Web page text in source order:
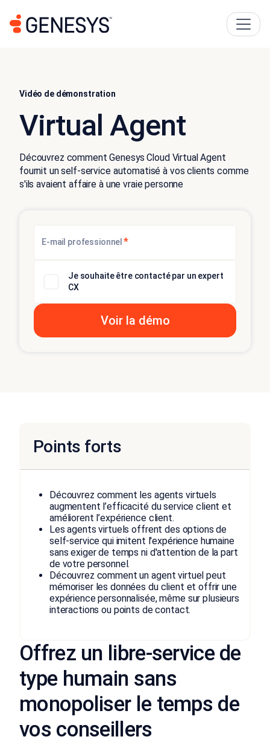
Vidéo de démonstration
Virtual Agent
Découvrez comment Genesys Cloud Virtual Agent
fournit un self-service automatisé à vos clients comme
s'ils avaient affaire à une vraie personne
E-mail professionnel *
Je souhaite être contacté par un expert
CX
Offrez un libre-service de
type humain sans
monopoliser le temps de
vos conseillers
Points forts
Découvrez comment les agents virtuels
augmentent l’efficacité du service client et
améliorent l’expérience client.
Les agents virtuels offrent des options de
self-service qui imitent l'expérience humaine
sans exiger de temps ni d'attention de la part
de votre personnel.
Découvrez comment un agent virtuel peut
mémoriser les données du client et offrir une
expérience personnalisée, même sur plusieurs
interactions ou points de contact.